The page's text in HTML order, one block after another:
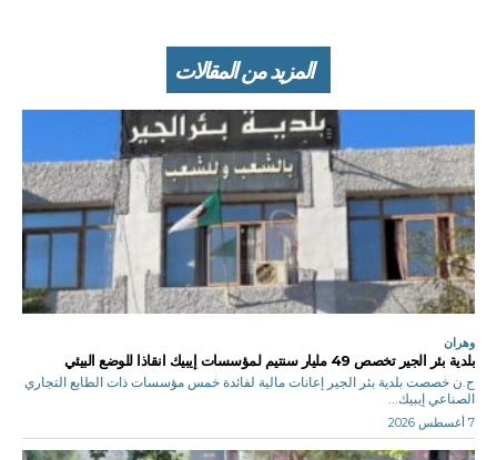
المزيد من المقالات
وهران
بلدية بئر الجير تخصص 49 مليار سنتيم لمؤسسات إيبيك انقاذا للوضع البيئي
ح.ن خصصت بلدية بئر الجير إعانات مالية لفائدة خمس مؤسسات ذات الطابع التجاري
الصناعي إيبيك...
7 أغسطس 2026